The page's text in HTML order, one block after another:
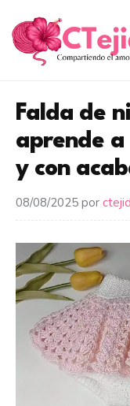
contenido
Falda de
aprende
y con
08/08/2025 por